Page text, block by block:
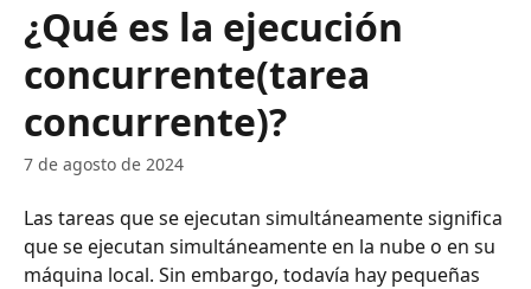
¿Qué es la ejecución
concurrente(tarea
concurrente)?
7 de agosto de 2024
Las tareas que se ejecutan simultáneamente significa
que se ejecutan simultáneamente en la nube o en su
máquina local. Sin embargo, todavía hay pequeñas